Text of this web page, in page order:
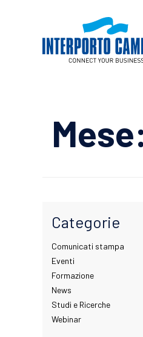
Mese:
Categorie
Comunicati stampa
Eventi
Formazione
News
Studi e Ricerche
Webinar